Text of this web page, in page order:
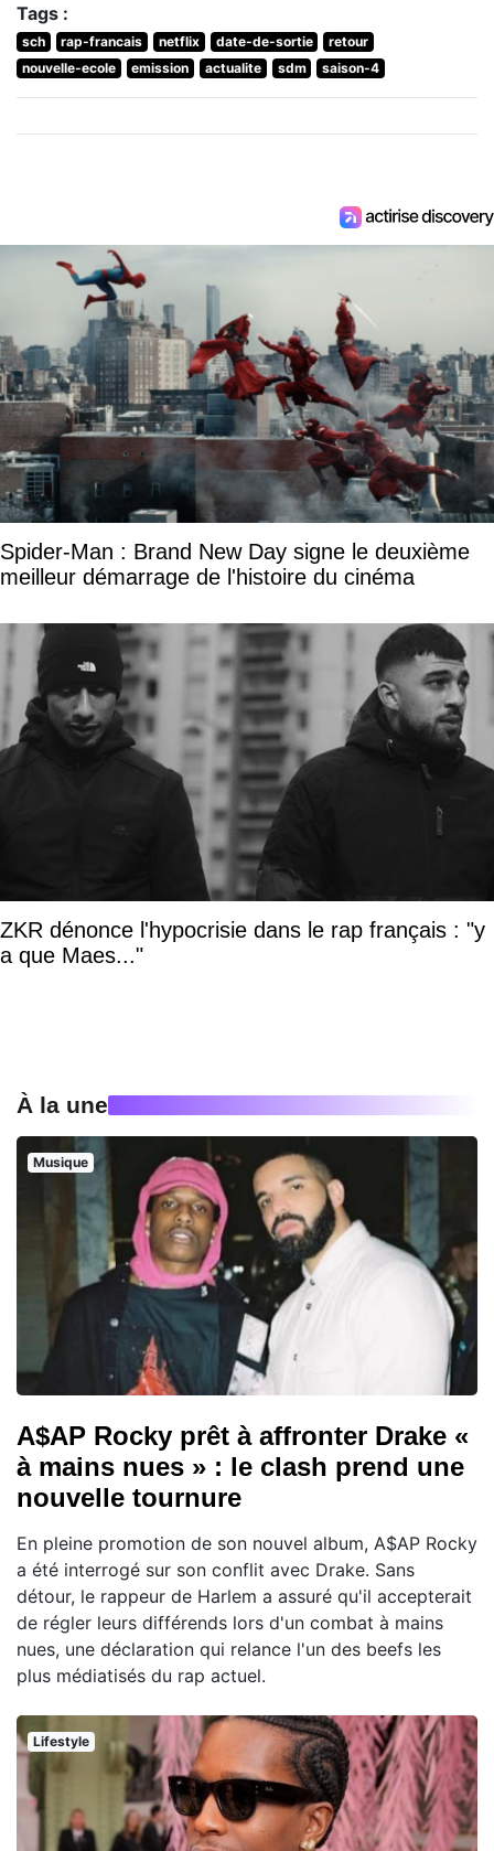
Tags :
sch rap-francais netflix date-de-sortie
retour
nouvelle-ecole
emission actualite sdm saison-4
Spider-Man : Brand New Day signe le deuxième
meilleur démarrage de l'histoire du cinéma
ZKR dénonce l'hypocrisie dans le rap français : "y
a que Maes..."
À la une
Musique
A$AP Rocky prêt à affronter Drake «
à mains nues » : le clash prend une
nouvelle tournure
En pleine promotion de son nouvel album, A$AP Rocky
a été interrogé sur son conflit avec Drake. Sans
détour, le rappeur de Harlem a assuré qu'il accepterait
de régler leurs différends lors d'un combat à mains
nues, une déclaration qui relance l'un des beefs les
plus médiatisés du rap actuel.
Lifestyle